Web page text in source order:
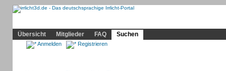
Übersicht
Mitglieder FAQ Suchen
Anmelden Registrieren